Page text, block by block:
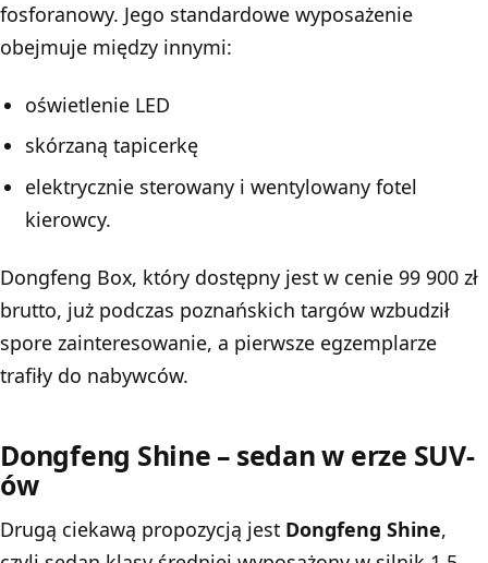
fosforanowy. Jego standardowe wyposażenie
obejmuje między innymi:
oświetlenie LED
skórzaną tapicerkę
elektrycznie sterowany i wentylowany fotel
kierowcy.
Dongfeng Box, który dostępny jest w cenie 99 900 zł
brutto, już podczas poznańskich targów wzbudził
spore zainteresowanie, a pierwsze egzemplarze
trafiły do nabywców.
Dongfeng Shine – sedan w erze SUV-
ów
Drugą ciekawą propozycją jest Dongfeng Shine,